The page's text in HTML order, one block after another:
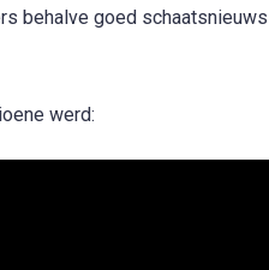
behalve goed
werd: